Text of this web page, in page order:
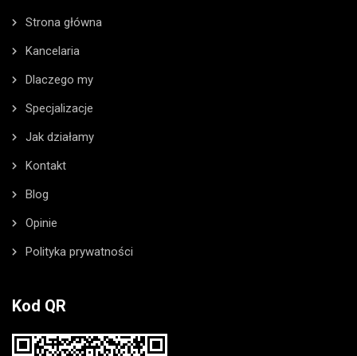
Strona główna
Kancelaria
Dlaczego my
Specjalizacje
Jak działamy
Kontakt
Blog
Opinie
Polityka prywatności
Kod QR